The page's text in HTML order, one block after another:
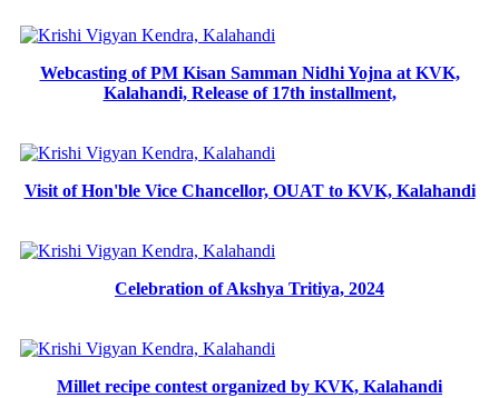
Webcasting of PM Kisan Samman Nidhi Yojna at KVK,
Kalahandi, Release of 17th installment,
Visit of Hon'ble Vice Chancellor, OUAT to KVK, Kalahandi
Celebration of Akshya Tritiya, 2024
Millet recipe contest organized by KVK, Kalahandi